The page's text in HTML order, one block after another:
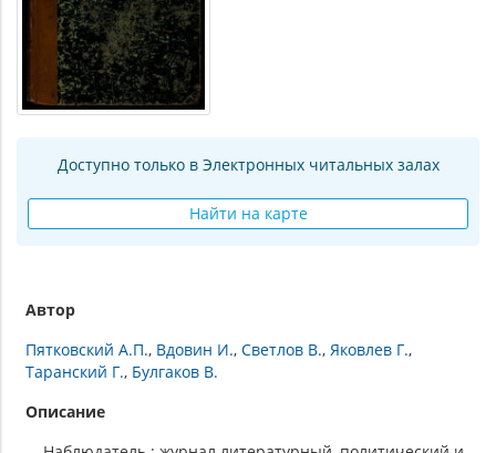
Доступно только в Электронных читальных залах
Найти на карте
Автор
Пятковский А.П. Вдовин И. Светлов В. Яковлев Г.
Таранский Г. Булгаков В.
Описание